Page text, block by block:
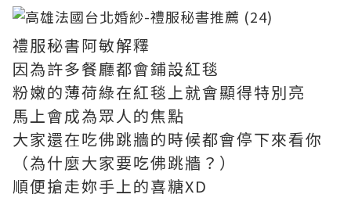
禮服秘書阿敏解釋
因為許多餐廳都會鋪設紅毯
粉嫩的薄荷綠在紅毯上就會顯得特別亮
馬上會成為眾人的焦點
大家還在吃佛跳牆的時候都會停下來看你
（為什麼大家要吃佛跳牆？）
順便搶走妳手上的喜糖XD